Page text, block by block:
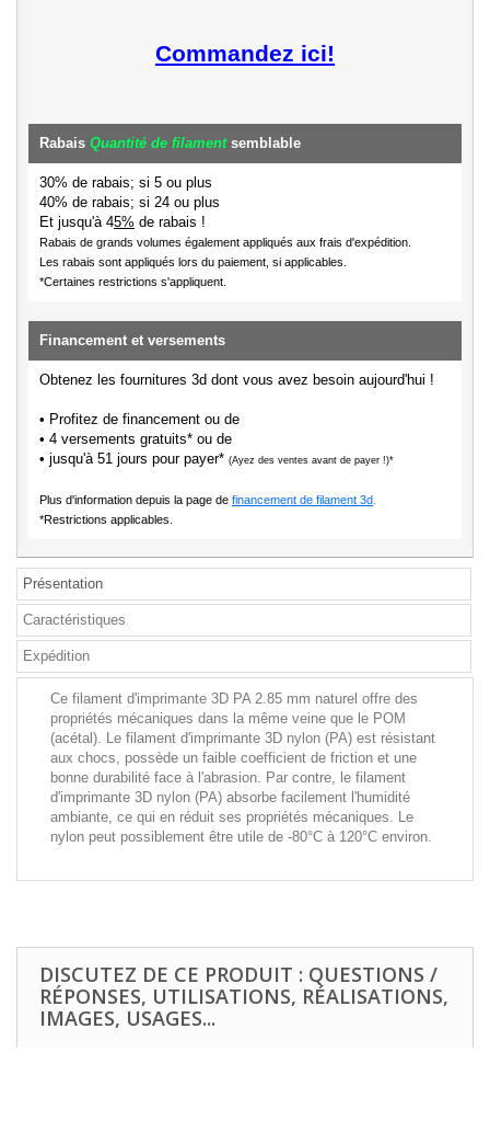
Commandez ici!
Rabais Quantité de filamentsemblable
30% de rabais; si 5 ou plus
40% de rabais; si 24 ou plus
Et jusqu'à 45% de rabais !
Rabais de grands volumes également appliqués aux frais d'expédition.
Les rabais sont appliqués lors du paiement, si applicables.
*Certaines restrictions s'appliquent.
Financement et versements
Obtenez les fournitures 3d dont vous avez besoin aujourd'hui !
• Profitez de financement ou de
• 4 versements gratuits* ou de
• jusqu'à 51 jours pour payer* (Ayez des ventes avant de payer !)*
Plus d'information depuis la page de financement de filament 3d
*Restrictions applicables.
Présentation
Caractéristiques
Expédition
Ce filament d'imprimante 3D PA 2.85 mm naturel offre des
propriétés mécaniques dans la même veine que le POM
(acétal). Le filament d'imprimante 3D nylon (PA) est résistant
aux chocs, possède un faible coefficient de friction et une
bonne durabilité face à l'abrasion. Par contre, le filament
d'imprimante 3D nylon (PA) absorbe facilement l'humidité
ambiante, ce qui en réduit ses propriétés mécaniques. Le
nylon peut possiblement être utile de -80°C à 120°C environ.
DISCUTEZ DE CE PRODUIT : QUESTIONS /
RÉPONSES, UTILISATIONS, RÉALISATIONS,
IMAGES, USAGES...